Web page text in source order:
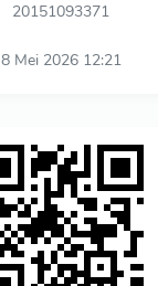
20151093371
8 Mei 2026 12:21